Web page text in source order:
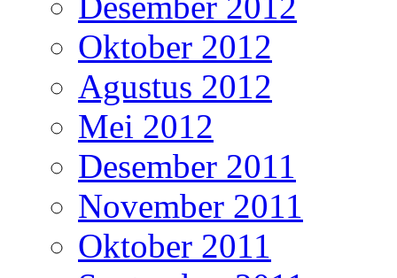
Oktober 2012
Agustus 2012
Mei 2012
Desember 2011
November 2011
Oktober 2011